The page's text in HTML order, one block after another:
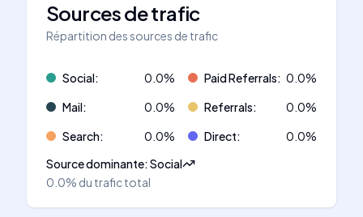
Sources de trafic
Répartition des sources de trafic
Social: 0.0% Paid Referrals: 0.0%
Mail: 0.0% Referrals: 0.0%
Search: 0.0% Direct: 0.0%
Source dominante:Social
0.0% du trafic total